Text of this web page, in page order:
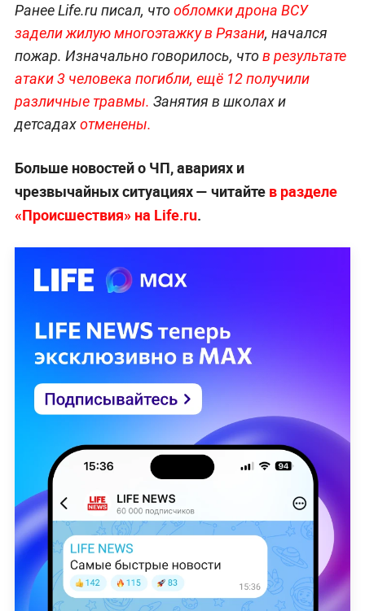
Ранее Life.ru писал, чтообломки дрона ВСУ
задели жилую многоэтажку в Рязани, начался
пожар. Изначально говорилось, чтов результате
атаки 3 человека погибли, ещё 12 получили
различные травмы. Занятия в школах и
детсадахотменены.
Больше новостей о ЧП, авариях и
чрезвычайных ситуациях — читайте в разделе
«Происшествия» на Life.ru.